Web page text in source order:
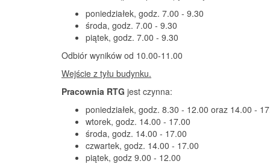
poniedziałek, godz. 7.00 - 9.30
środa, godz. 7.00 - 9.30
piątek, godz. 7.00 - 9.30
Odbiór wyników od 10.00-11.00
Wejście z tyłu budynku.
Pracownia RTG jest czynna:
poniedziałek, godz. 8.30 - 12.00 oraz 14.00 -
wtorek, godz. 14.00 - 17.00
środa, godz. 14.00 - 17.00
czwartek, godz. 14.00 - 17.00
piątek, godz 9.00 - 12.00